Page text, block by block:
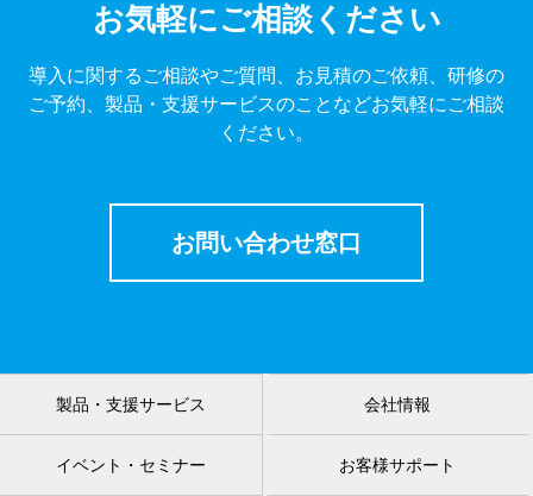
お気軽にご相談ください
導入に関するご相談やご質問、お見積のご依頼、研修の
ご予約、製品・支援サービスのことなどお気軽にご相談
ください。
お問い合わせ窓口
製品・支援サービス 会社情報
イベント・セミナー お客様サポート